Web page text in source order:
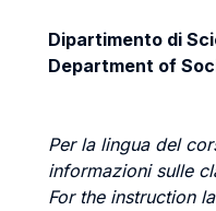
Dipartimento di
Department of
Per la lingua del
informazioni sulle
For the instruction